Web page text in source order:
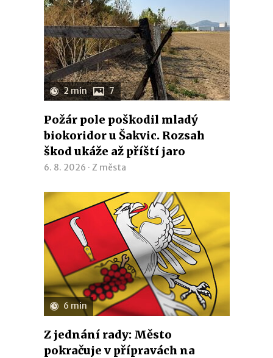
2 min 7
Požár pole poškodil mladý
biokoridor u Šakvic. Rozsah
škod ukáže až příští jaro
6. 8. 2026 · Z města
6 min
Z jednání rady: Město
pokračuje v přípravách na